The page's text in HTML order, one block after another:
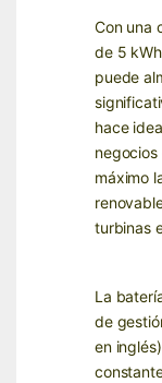
Con una
de 5
puede
hace
máximo
turbinas
La
de
en